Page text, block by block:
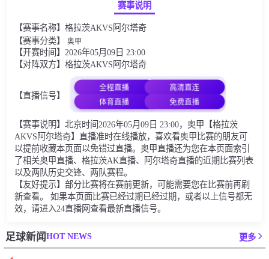
赛事说明
【赛事名称】格拉茨AKVS阿尔塔奇
【赛事分类】 奥甲
【开赛时间】2026年05月09日 23:00
【对阵双方】格拉茨AKVS阿尔塔奇
【直播信号】
全程直播 高清直连
体育直播 免费直播
【赛事说明】北京时间2026年05月09日 23:00，奥甲【格拉茨
AKVS阿尔塔奇】直播准时在线播放，喜欢看奥甲比赛的朋友可
以提前收藏本页面以免错过直播。奥甲直播还为您在本页面索引
了相关奥甲直播、格拉茨AK直播、阿尔塔奇直播的近期比赛列表
以及两队历史交锋、两队赛程。
【友好提示】部分比赛将在赛前更新，可能需要您在比赛前再刷
新查看。 如果本页面比赛已经过期已经过期，或者以上信号都无
效，请进入24直播网查看最新直播信号。
足球新闻HOT NEWS 更多